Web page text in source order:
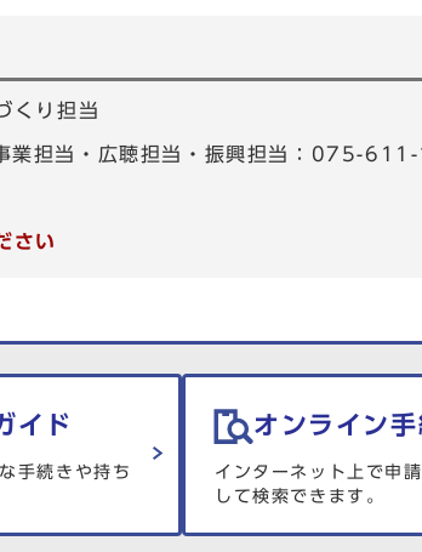
くり担当
担当・広聴担当・振興担当：075-
さい
イド
手続きや持ち
オンライン
インターネット上で申
して検索できます。